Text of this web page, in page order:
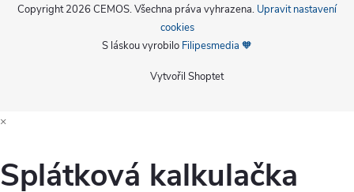
Vytvořil Shoptet
Copyright 2026 CEMOS. Všechna práva vyhrazena. Upravit nastavení
cookies
S láskou vyrobilo Filipesmedia 🧡
×
Splátková kalkulačka